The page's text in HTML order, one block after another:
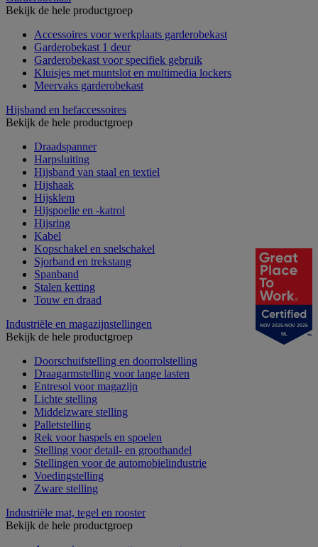
Bekijk de hele productgroep
Accessoires voor werkplaats garderobekast
Garderobekast 1 deur
Garderobekast voor specifiek gebruik
Kluisjes met muntslot en multimedia lockers
Meervaks garderobekast
Hijsband en hefaccessoires
Bekijk de hele productgroep
Draadspanner
Harpsluiting
Hijsband van staal en textiel
Hijshaak
Hijsklem
Hijspoelie en -katrol
Hijsring
Kabel
Kopschakel en snelschakel
Sjorband en trekstang
Spanband
Stalen ketting
Touw en draad
Industriële en magazijnstellingen
Bekijk de hele productgroep
Doorschuifstelling en doorrolstelling
Draagarmstelling voor lange lasten
Entresol voor magazijn
Lichte stelling
Middelzware stelling
Palletstelling
Rek voor haspels en spoelen
Stelling voor detail- en groothandel
Stellingen voor de automobielindustrie
Voedingstelling
Zware stelling
Industriële mat, tegel en rooster
Bekijk de hele productgroep
NOV 2025-NOV 2026
NL